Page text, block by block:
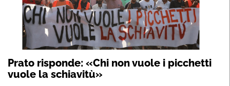
Prato risponde: «Chi non vuole i picchetti
vuole la schiavitù»